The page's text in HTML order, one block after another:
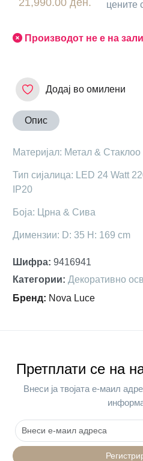
цените
Производот не е на
Додај во омилени
Опис
Материјал: Метал & Стаклоо
Тип сијалица: LED 24 Watt
IP20
Боја: Црна & Сива
Димензии: D: 35 H: 169 cm
Шифра: 9416941
Категории: Декоративно
Бренд: Nova Luce
Претплати се на
Внеси ја твојата е-маил